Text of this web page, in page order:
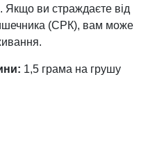
Якщо ви страждаєте від
(СРК), вам може
1,5 грама на грушу